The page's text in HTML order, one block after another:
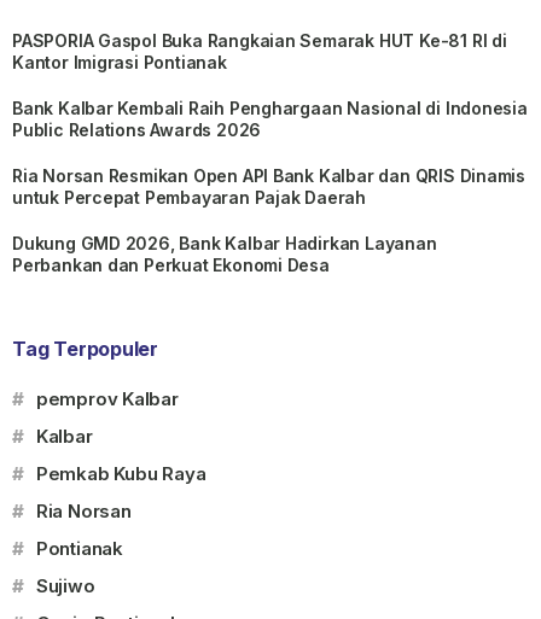
PASPORIA Gaspol Buka Rangkaian Semarak HUT Ke-81 RI di
Kantor Imigrasi Pontianak
Bank Kalbar Kembali Raih Penghargaan Nasional di Indonesia
Public Relations Awards 2026
Ria Norsan Resmikan Open API Bank Kalbar dan QRIS Dinamis
untuk Percepat Pembayaran Pajak Daerah
Dukung GMD 2026, Bank Kalbar Hadirkan Layanan
Perbankan dan Perkuat Ekonomi Desa
Tag Terpopuler
# pemprov Kalbar
# Kalbar
# Pemkab Kubu Raya
# Ria Norsan
# Pontianak
# Sujiwo